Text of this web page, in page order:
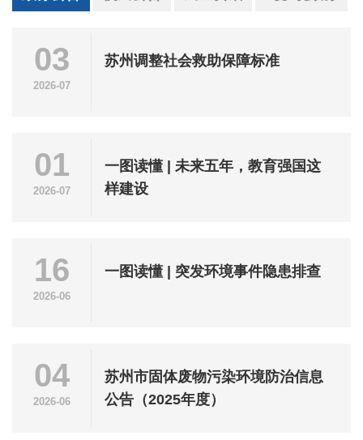
03
2026-07
苏州调整社会救助保障标准
01
2026-07
一图读懂 | 未来五年，教育强国这
样建设
16
2026-06
一图读懂 | 突发环境事件隐患排查
04
2026-06
苏州市固体废物污染环境防治信息
公告（2025年度）